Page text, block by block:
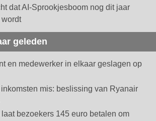
dat AI-Sprookjesboom nog dit jaar
geleden
en medewerker in elkaar geslagen op
mis: beslissing van Ryanair
bezoekers 145 euro betalen om